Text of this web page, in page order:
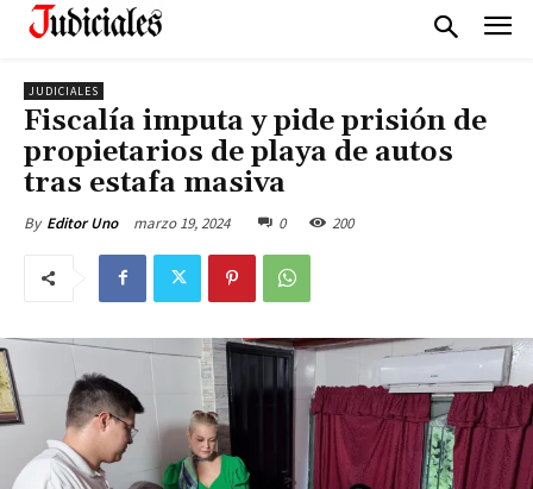
JUDICIALES
Fiscalía imputa y pide prisión de
propietarios de playa de autos
tras estafa masiva
By Editor Uno marzo 19, 2024 0 200